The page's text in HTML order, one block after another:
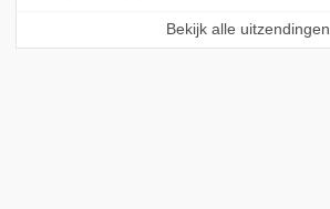
Bekijk alle uitzendingen